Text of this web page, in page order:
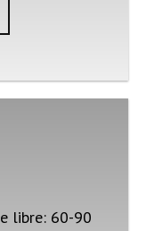
libre: 60-90